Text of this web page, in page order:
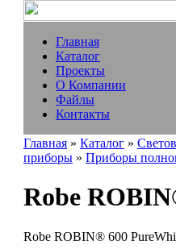
Главная
Каталог
Проекты
О Компании
Файлы
Контакты
Главная » Каталог »
приборы » Приборы
Robe
Robe ROBIN® 600